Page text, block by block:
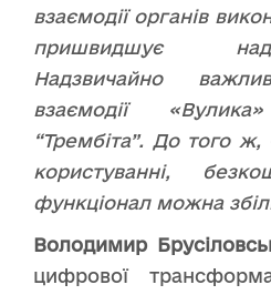
взаємодії органів
пришвидшує
Надзвичайно
взаємодії
“Трембіта”. До того
користуванні,
функціонал можна
Володимир
цифрової